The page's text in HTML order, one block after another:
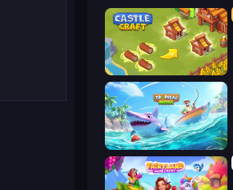
Castle Craft
Tropical Merge